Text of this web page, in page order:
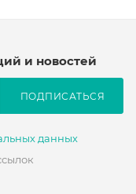
и новостей
данных
ПОДПИСАТЬСЯ